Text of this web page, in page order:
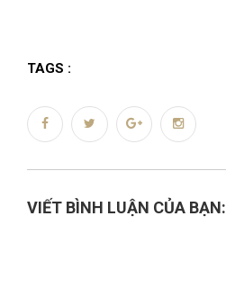
TAGS :
VIẾT BÌNH LUẬN CỦA BẠN: